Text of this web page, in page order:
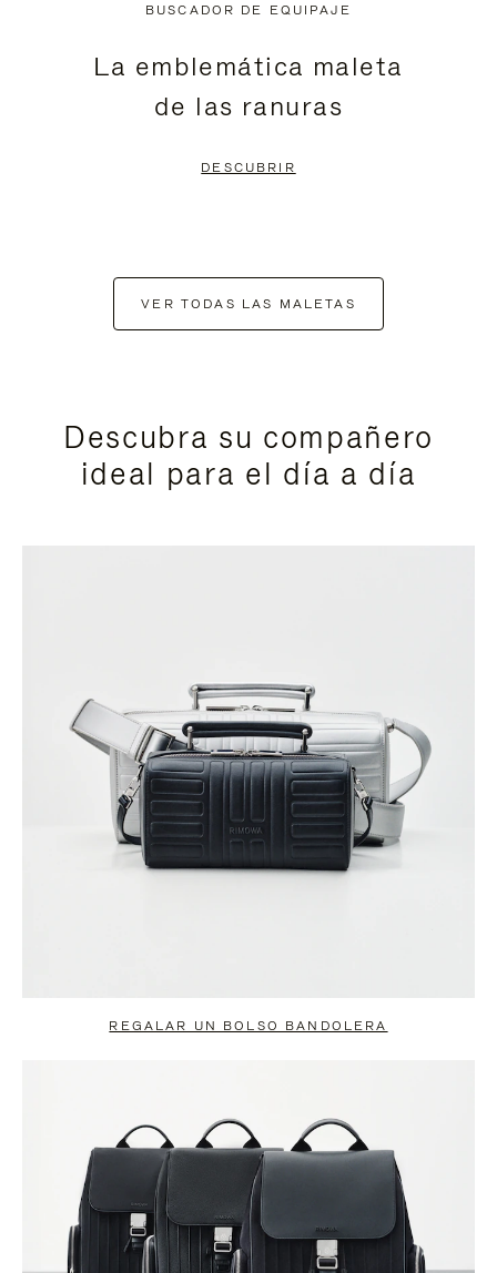
BUSCADOR DE EQUIPAJE
La emblemática maleta
de las ranuras
DESCUBRIR
VER TODAS LAS MALETAS
Descubra su compañero
ideal para el día a día
REGALAR UN BOLSO BANDOLERA